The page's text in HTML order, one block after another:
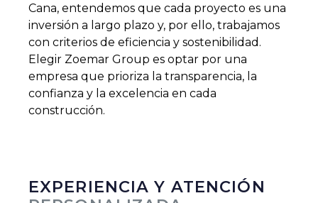
Cana, entendemos que cada proyecto es una
inversión a largo plazo y, por ello, trabajamos
con criterios de eficiencia y sostenibilidad.
Elegir Zoemar Group es optar por una
empresa que prioriza la transparencia, la
confianza y la excelencia en cada
construcción.
EXPERIENCIA Y ATENCIÓN